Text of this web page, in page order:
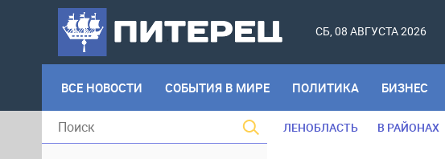
СБ, 08 АВГУСТА 2026
ВСЕ НОВОСТИ СОБЫТИЯ В МИРЕ ПОЛИТИКА БИЗНЕС
ЛЕНОБЛАСТЬ В РАЙОНАХ